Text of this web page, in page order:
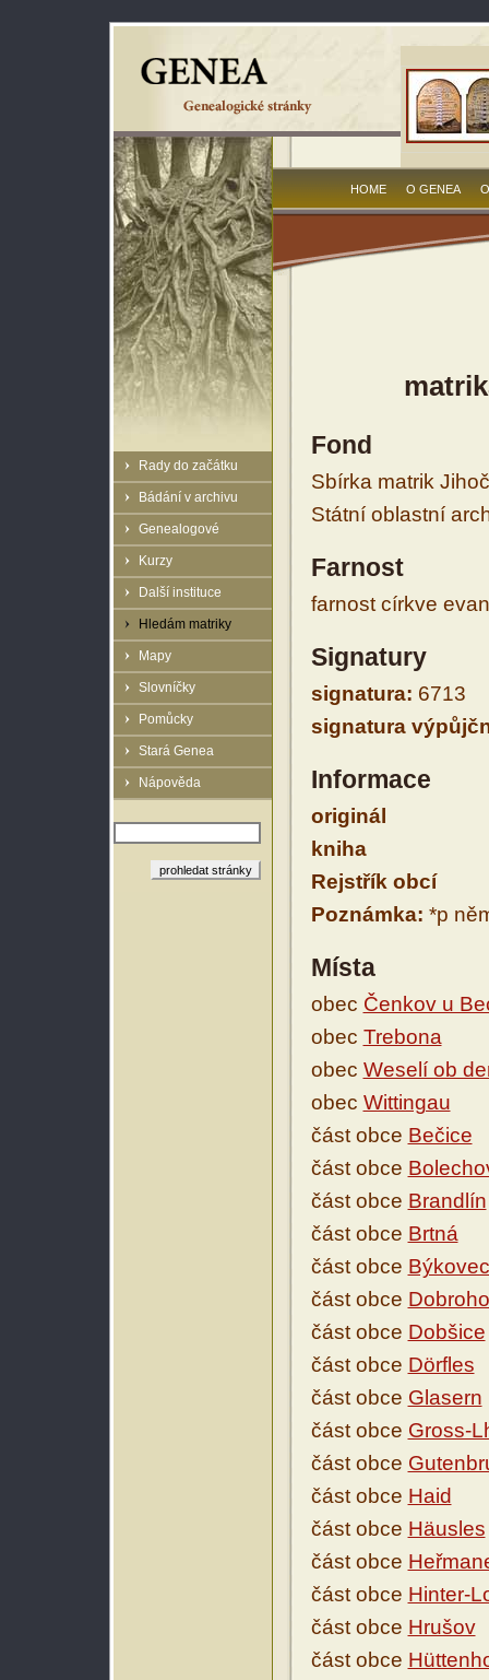
Rady do začátku
Bádání v archivu
Genealogové
Kurzy
Další instituce
Hledám matriky
Mapy
Slovníčky
Pomůcky
Stará Genea
Nápověda
HOME O GENEA
Fond
Sbírka matrik
Státní oblastní
Farnost
farnost církve
Signatury
signatura: 6713
signatura
Informace
originál
kniha
Rejstřík obcí
Poznámka: *p
Místa
obec Čenkov u
obec Trebona
obec Weselí ob
obec Wittingau
část obce Bečice
část obce
část obce Brandlín
část obce Brtná
část obce Býkovec
část obce
část obce Dobšice
část obce Dörfles
část obce Glasern
část obce Gross-
část obce
část obce Haid
část obce Häusles
část obce
část obce Hinter-
část obce Hrušov
část obce